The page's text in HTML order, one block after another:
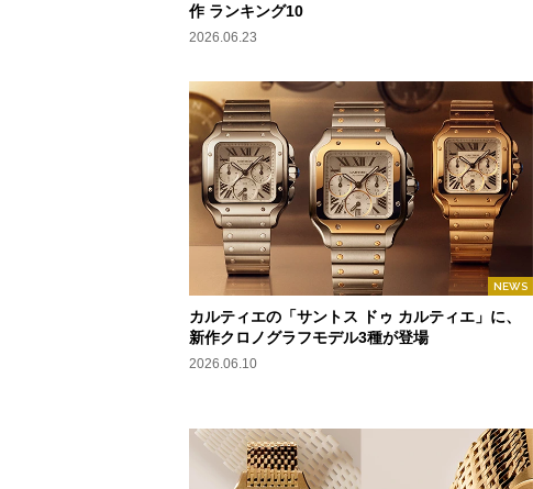
作 ランキング10
2026.06.23
NEWS
カルティエの「サントス ドゥ カルティエ」に、
新作クロノグラフモデル3種が登場
2026.06.10